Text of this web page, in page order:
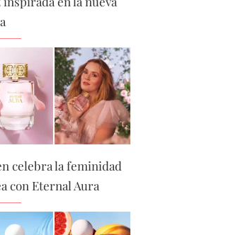
celebra la feminidad
con Eternal Aura